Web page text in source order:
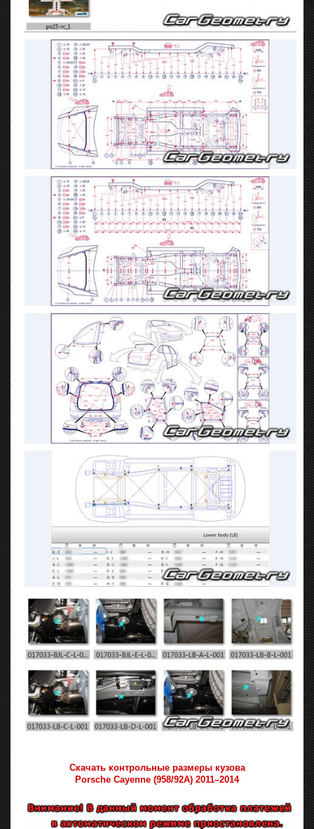
Скачать контрольные размеры кузова
Porsche Cayenne (958/92A) 2011–2014